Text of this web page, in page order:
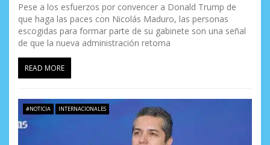
Pese a los esfuerzos por convencer a Donald Trump de
que haga las paces con Nicolás Maduro, las personas
escogidas para formar parte de su gabinete son una señal
de que la nueva administración retoma
READ MORE
#NOTICIA INTERNACIONALES